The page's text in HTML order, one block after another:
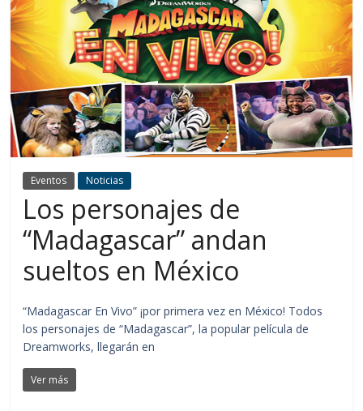
Eventos Noticias
Los personajes de
“Madagascar” andan
sueltos en México
“Madagascar En Vivo” ¡por primera vez en México! Todos
los personajes de “Madagascar”, la popular película de
Dreamworks, llegarán en
Ver más